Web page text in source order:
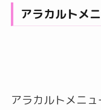
アラカルトメ
アラカルトメニ